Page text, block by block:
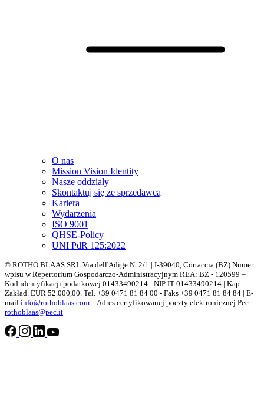
O nas
Mission Vision Identity
Nasze oddziały
Skontaktuj się ze sprzedawcą
Kariera
Wydarzenia
ISO 9001
QHSE-Policy
UNI PdR 125:2022
© ROTHO BLAAS SRL Via dell'Adige N. 2/1 | I-39040, Cortaccia (BZ) Numer
wpisu w Repertorium Gospodarczo-Administracyjnym REA: BZ - 120599 –
Kod identyfikacji podatkowej 01433490214 - NIP IT 01433490214 | Kap.
Zakład. EUR 52.000,00. Tel. +39 0471 81 84 00 - Faks +39 0471 81 84 84 | E-
mail info@rothoblaas.com – Adres certyfikowanej poczty elektronicznej Pec:
rothoblaas@pec.it